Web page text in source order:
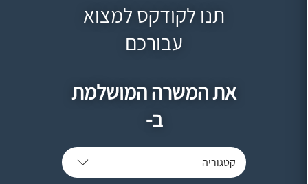
תנו לקודקס למצוא
עבורכם
את המשרה המושלמת
ב-
קטגוריה